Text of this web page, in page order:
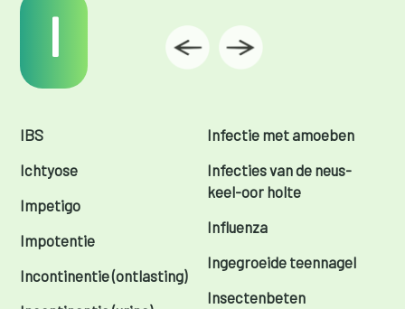
I
IBS
Ichtyose
Impetigo
Impotentie
Incontinentie (ontlasting)
Infectie met amoeben
Infecties van de neus-
keel-oor holte
Influenza
Ingegroeide teennagel
Insectenbeten